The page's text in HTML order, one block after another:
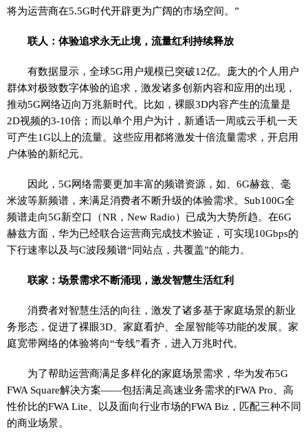
将为运营商在5.5G时代开辟更为广阔的市场空间。”
联人：体验追求永无止境，流量红利持续释放
有数据显示，全球5G用户规模已突破12亿。庞大的个人用户
群体对极致数字体验的追求，激发诸多创新内容和应用的出现，
推动5G网络迈向万兆新时代。比如，裸眼3D内容产生的流量是
2D视频的3-10倍；而以单个用户为计，新通话一周或云手机一天
可产生1G以上的流量。这些应用都将激发十倍流量需求，开启用
户体验的新纪元。
因此，5G网络需要更加丰富的频谱资源，如、6G赫兹、毫
米波等新频谱，来满足消费者不断升级的体验需求。Sub100G全
频谱走向5G新空口（NR，New Radio）已成为大势所趋。在6G
赫兹方面，华为已经联合运营商完成技术验证，可实现10Gbps的
下行速率以及与C波段频谱“同站点，共覆盖”的能力。
联家：场景需求不断涌现，激发智慧生活红利
消费者对智慧生活的向往，激发了诸多基于家庭场景的新业
务形态，促进了裸眼3D、家庭看护、全屋智能等功能的发展。家
庭宽带网络的体验将向“专线”看齐，进入万兆时代。
为了帮助运营商满足多样化的家庭场景需求，华为发布5G
FWA Square解决方案——包括满足高速业务需求的FWA Pro、高
性价比的FWA Lite、以及面向行业市场的FWA Biz，匹配三种不同
的商业场景。